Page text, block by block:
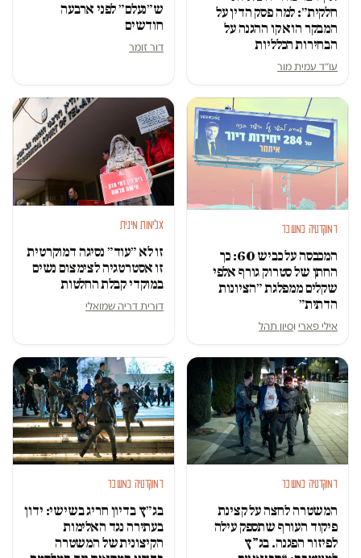
חלקית״: למה פסק הדין על
המבקר הוא קו ההגנה על
הבחירות הכלליות
עו״ד עמית מור
ש״נעלם״ לפני ארבעה
חודשים
דור זומר
דמוקרטיה במשבר
המכבסה על כביש 60: כך
החתן של סטרוק גורף אלפי
שקלים ממפלגת ״הציונות
הדתית״
אילי פארי וסיון תהל
אלימות מינית
זו לא ״עוד״ נסיגה דמוקרטית
זו אסטרטגיה לצימצום נשים
במוקדי קבלת החלטות
דורית דריה שמואלי
דמוקרטיה במשבר
המשטרה לחצה על קצינת
פיקוד העורף שתספק עילה
לפיזור הפגנה. בג”ץ
דמוקרטיה במשבר
בג״ץ בדיון חריג בשישי: ידון
בעתירה נגד האלימות
הקיצונית של המשטרה